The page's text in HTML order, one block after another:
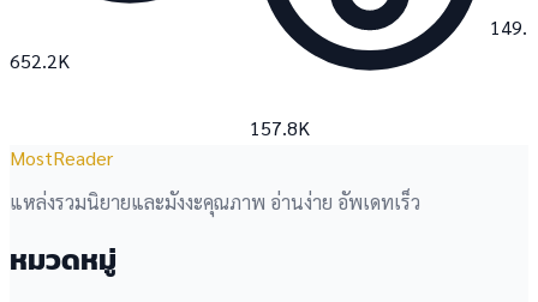
652.2K
157.8K
MostReader
แหล่งรวมนิยายและมังงะคุณภาพ อ่านง่าย อัพเดทเร็ว
หมวดหมู่